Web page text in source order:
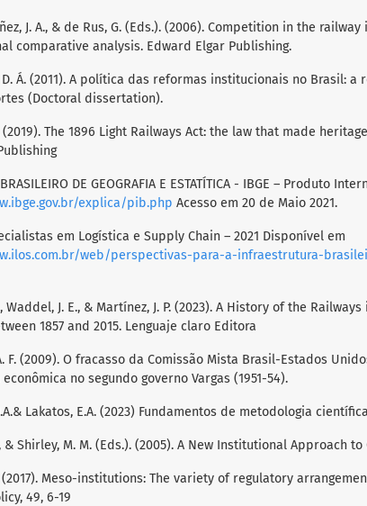
J. A., & de Rus, G. (Eds.). (2006). Competition in the
comparative analysis. Edward Elgar Publishing.
D. Á. (2011). A política das reformas institucionais no Brasil:
(Doctoral dissertation).
(2019). The 1896 Light Railways Act: the law that made
BRASILEIRO DE GEOGRAFIA E ESTATÍTICA - IBGE – Produto
explica/pib.php Acesso em 20 de Maio 2021.
em Logística e Supply Chain – 2021 Disponível em
web/perspectivas-para-a-infraestrutura-
Waddel, J. E., & Martínez, J. P. (2023). A History of the
1857 and 2015. Lenguaje claro Editora
F. (2009). O fracasso da Comissão Mista Brasil-Estados
no segundo governo Vargas (1951-54).
Lakatos, E.A. (2023) Fundamentos de metodologia
& Shirley, M. M. (Eds.). (2005). A New Institutional Approach
(2017). Meso-institutions: The variety of regulatory
49, 6-19